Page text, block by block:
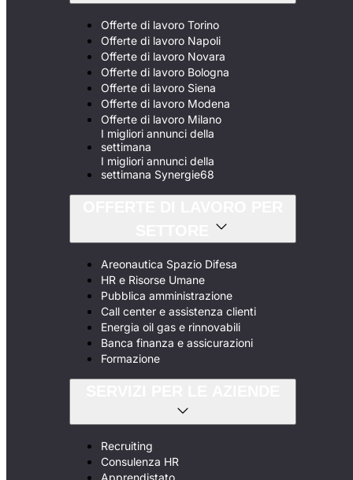
Offerte di lavoro Torino
Offerte di lavoro Napoli
Offerte di lavoro Novara
Offerte di lavoro Bologna
Offerte di lavoro Siena
Offerte di lavoro Modena
Offerte di lavoro Milano
I migliori annunci della
settimana
I migliori annunci della
settimana Synergie68
Areonautica Spazio Difesa
HR e Risorse Umane
Pubblica amministrazione
Call center e assistenza clienti
Energia oil gas e rinnovabili
Banca finanza e assicurazioni
Formazione
Recruiting
Consulenza HR
Apprendistato